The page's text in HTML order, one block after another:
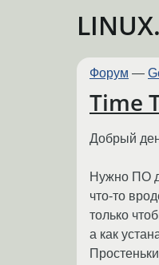
Форум —
Time
Добрый
Нужно ПО
что-то
только
а как